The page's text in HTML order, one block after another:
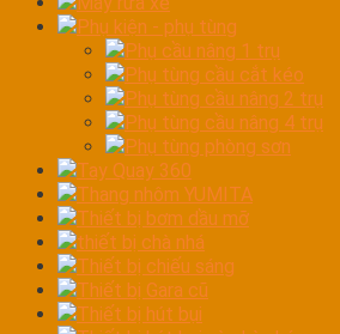
Phụ kiện - phụ tùng
Phụ cầu nâng 1 trụ
Phụ tùng cầu cắt kéo
Phụ tùng cầu nâng 2 trụ
Phụ tùng cầu nâng 4 trụ
Phụ tùng phòng sơn
Tay Quay 360
Thang nhôm YUMITA
Thiết bị bơm dầu mỡ
thiết bị chà nhá
Thiết bị chiếu sáng
Thiết bị Gara cũ
Thiết bị hút bụi